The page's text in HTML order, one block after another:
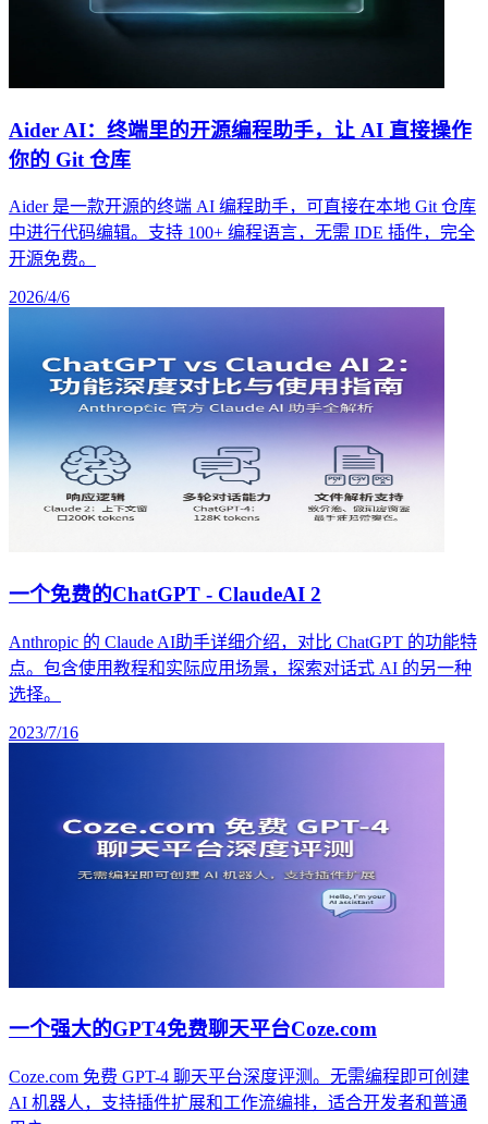
Aider AI：终端里的开源编程助手，让 AI 直接操作
你的 Git 仓库
Aider 是一款开源的终端 AI 编程助手，可直接在本地 Git 仓库
中进行代码编辑。支持 100+ 编程语言，无需 IDE 插件，完全
开源免费。
2026/4/6
一个免费的ChatGPT - ClaudeAI 2
Anthropic 的 Claude AI助手详细介绍，对比 ChatGPT 的功能特
点。包含使用教程和实际应用场景，探索对话式 AI 的另一种
选择。
2023/7/16
一个强大的GPT4免费聊天平台Coze.com
Coze.com 免费 GPT-4 聊天平台深度评测。无需编程即可创建
AI 机器人，支持插件扩展和工作流编排，适合开发者和普通